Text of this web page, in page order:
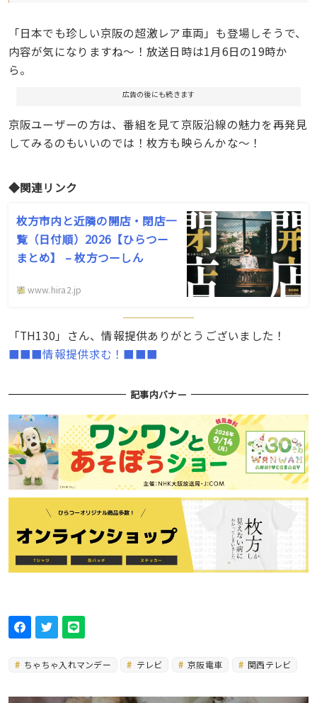
「日本でも珍しい京阪の超激レア車両」も登場しそうで、
内容が気になりますね〜！放送日時は1月6日の19時か
ら。
広告の後にも続きます
京阪ユーザーの方は、番組を見て京阪沿線の魅力を再発見
してみるのもいいのでは！枚方も映らんかな〜！
◆関連リンク
枚方市内と近隣の開店・閉店一
覧（日付順）2026【ひらつー
まとめ】 – 枚方つーしん
www.hira2.jp
「TH130」さん、情報提供ありがとうございました！
■■■情報提供求む！■■■
記事内バナー
ちゃちゃ入れマンデー テレビ 京阪電車 関西テレビ